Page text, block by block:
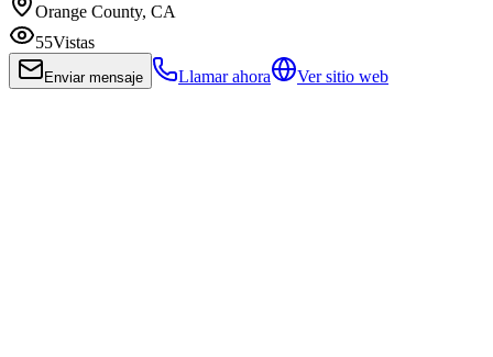
Orange County, CA
55Vistas
Enviar mensaje Llamar ahora Ver sitio web